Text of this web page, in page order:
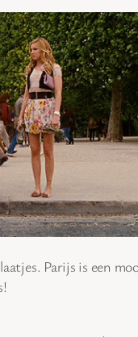
Parijs is een